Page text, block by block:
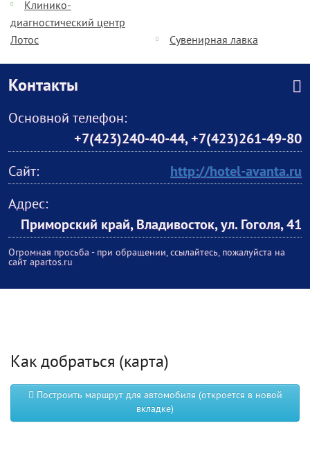
Клинико-
диагностический центр
Лотос
Сувенирная лавка
Контакты
Основной телефон:
+7(423)240-40-44,+7(423)261-49-80
Сайт:
http://hotel-avanta.ru
Адрес:
Приморский край, Владивосток, ул. Гоголя, 41
Огромная просьба - при обращении, ссылайтесь, пожалуйста на
сайт apartos.ru
Как добраться (карта)
Построить маршрут для автомобиля (откроется в новой
вкладке)